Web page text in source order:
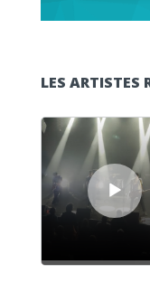
LES ARTISTES
Lecteur audio